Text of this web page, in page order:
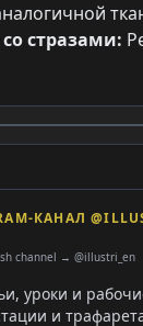
стразами:
КАНАЛ
channel → @illustri_en
уроки и
и